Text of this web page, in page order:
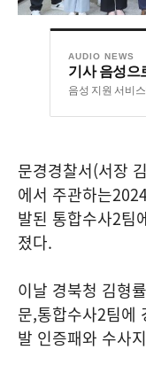
AUDIO NEWS
기사 음성으
음성 지원 서비
문경경찰서(서장
에서 주관하는
발된 통합수사2팀
졌다.
이날 경북청 김형
문,통합수사2팀에
발 인증패와 수사